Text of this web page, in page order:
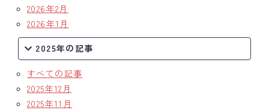
2026年2月
2026年1月
2025年の記事
すべての記事
2025年12月
2025年11月